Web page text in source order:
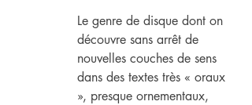
Le genre de disque dont on
découvre sans arrêt de
nouvelles couches de sens
dans des textes très « oraux
», presque ornementaux,